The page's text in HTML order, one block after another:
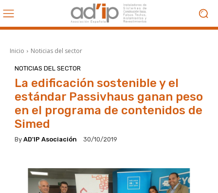
Inicio Noticias del sector
NOTICIAS DEL SECTOR
La edificación sostenible y el
estándar Passivhaus ganan peso
en el programa de contenidos de
Simed
By AD'IP Asociación 30/10/2019